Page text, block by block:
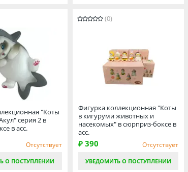
"Коты
серия 2 в
в асс.
Отсутствует
О ПОСТУПЛЕНИИ
(0)
Фигурка коллекционная "Коты
в кигуруми животных и
насекомых" в сюрприз-боксе в
асс.
₽ 390 Отсутствует
УВЕДОМИТЬ О ПОСТУПЛЕНИИ